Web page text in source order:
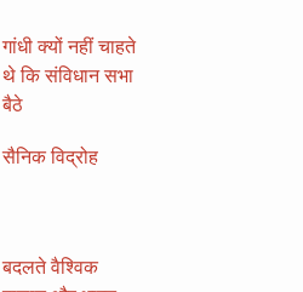
गांधी क्यों नहीं चाहते
थे कि संविधान सभा
बैठे
सैनिक विद्रोह
बदलते वैश्विक